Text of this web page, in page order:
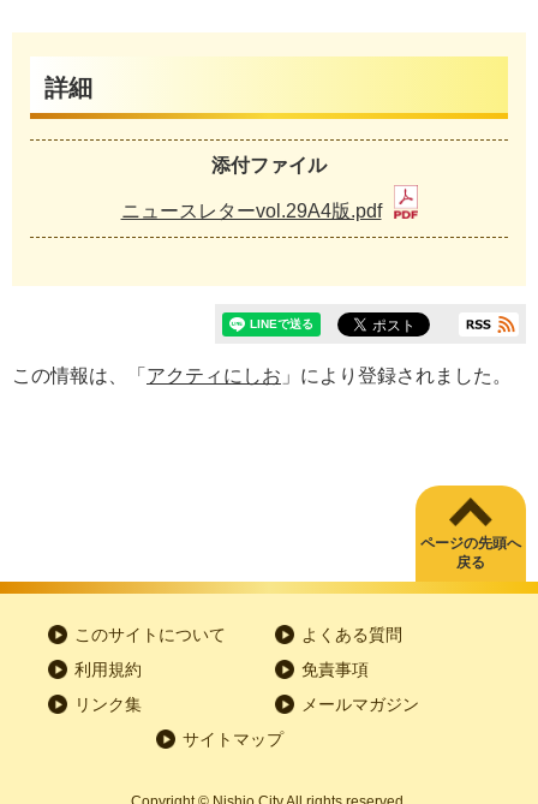
詳細
添付ファイル
ニュースレターvol.29A4版.pdf
この情報は、「 アクティにしお 」により登録されました。
ページの先頭へ
戻る
このサイトについて
よくある質問
利用規約
免責事項
リンク集
メールマガジン
サイトマップ